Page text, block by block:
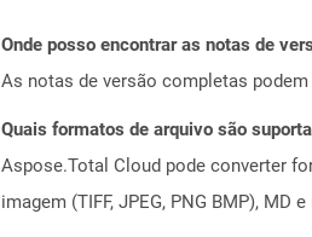
Onde posso encontrar as notas de
As notas de versão completas
Quais formatos de arquivo são
Aspose.Total Cloud pode converter
imagem (TIFF, JPEG, PNG BMP),